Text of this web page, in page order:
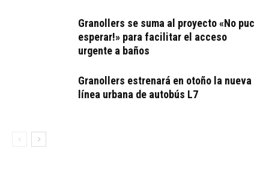
Granollers se suma al proyecto «No puc
esperar!» para facilitar el acceso
urgente a baños
Granollers estrenará en otoño la nueva
línea urbana de autobús L7